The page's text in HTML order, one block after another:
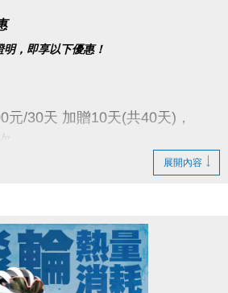
購票證明並簽名，即可兌換。限當日出場前兌換
台購買。
並攜帶毛巾、穿著運動服及運動鞋，違者恕不得
行，１個人只要150元！
購票後，2人須同時進場測量)
，即享以下優惠！
元/30天 加贈10天(共40天)，
，另 #加贈體適能入場5次/人。
會員證明即可享優惠，每人限買
展開內容